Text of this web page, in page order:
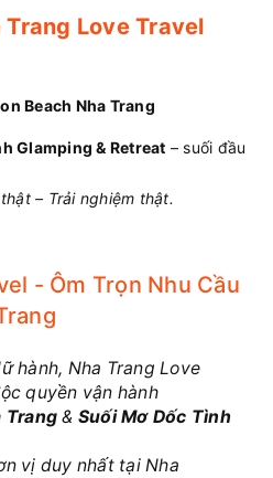
Love Travel
Beach Nha Trang
Glamping & Retreat – suối đầu
– Trải nghiệm thật.
- Ôm Trọn Nhu Cầu
hành, Nha Trang Love
quyền vận hành
Trang & Suối Mơ Dốc Tình
vị duy nhất tại Nha